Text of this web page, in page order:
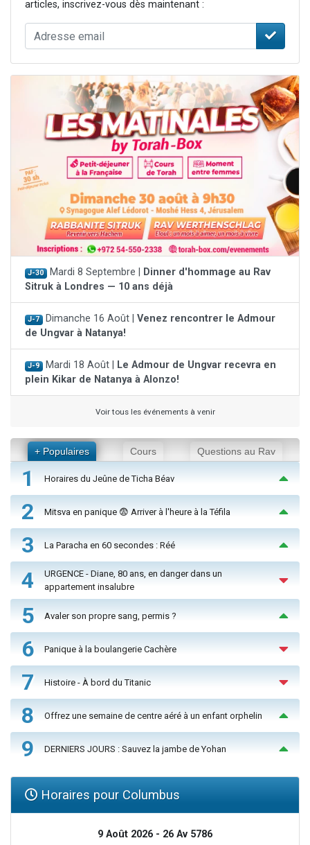
articles, inscrivez-vous dès maintenant :
J-30 Mardi 8 Septembre |
Dinner d'hommage au Rav
Sitruk à Londres — 10 ans déjà
J-7 Dimanche 16 Août | Venez rencontrer le Admour
de Ungvar à Natanya!
J-9 Mardi 18 Août |
Le Admour de Ungvar recevra en
plein Kikar de Natanya à Alonzo!
Voir tous les événements à venir
+ Populaires Cours Questions au Rav
1 Horaires du Jeûne de Ticha Béav
2 Mitsva en panique 😨 Arriver à l'heure à la Téfila
3 La Paracha en 60 secondes : Réé
4
URGENCE - Diane, 80 ans, en danger dans un
appartement insalubre
5 Avaler son propre sang, permis ?
6 Panique à la boulangerie Cachère
7 Histoire - À bord du Titanic
8 Offrez une semaine de centre aéré à un enfant orphelin
9 DERNIERS JOURS : Sauvez la jambe de Yohan
Horaires pour Columbus
9 Août 2026 - 26 Av 5786